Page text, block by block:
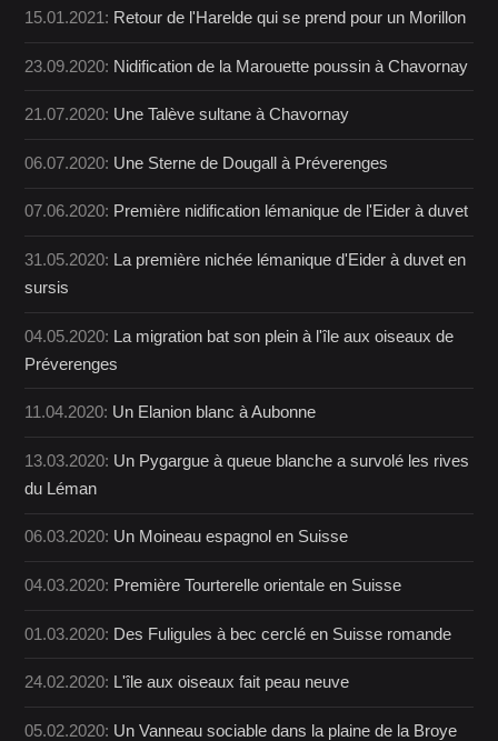
15.01.2021: Retour de l'Harelde qui se prend pour un Morillon
23.09.2020: Nidification de la Marouette poussin à Chavornay
21.07.2020: Une Talève sultane à Chavornay
06.07.2020: Une Sterne de Dougall à Préverenges
07.06.2020: Première nidification lémanique de l'Eider à duvet
31.05.2020: La première nichée lémanique d'Eider à duvet en
sursis
04.05.2020: La migration bat son plein à l'île aux oiseaux de
Préverenges
11.04.2020: Un Elanion blanc à Aubonne
13.03.2020: Un Pygargue à queue blanche a survolé les rives
du Léman
06.03.2020: Un Moineau espagnol en Suisse
04.03.2020: Première Tourterelle orientale en Suisse
01.03.2020: Des Fuligules à bec cerclé en Suisse romande
24.02.2020: L'île aux oiseaux fait peau neuve
05.02.2020: Un Vanneau sociable dans la plaine de la Broye